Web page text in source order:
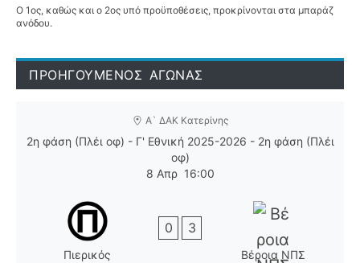
Ο 1ος, καθώς και ο 2ος υπό προϋποθέσεις, προκρίνονται στα μπαράζ
ανόδου.
ΠΡΟΗΓΟΥΜΕΝΟΣ ΑΓΩΝΑΣ
Α` ΔΑΚ Κατερίνης
2η φάση (Πλέι οφ) - Γ' Εθνική 2025-2026 - 2η φάση (Πλέι
οφ)
8 Απρ 16:00
Πιερικός
0 3
Βέροια ΝΠΣ